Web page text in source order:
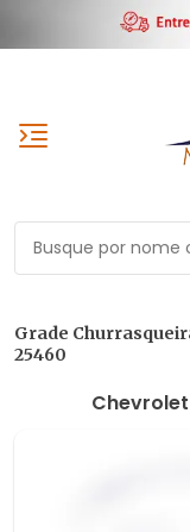
Grade
25460
Chevrolet